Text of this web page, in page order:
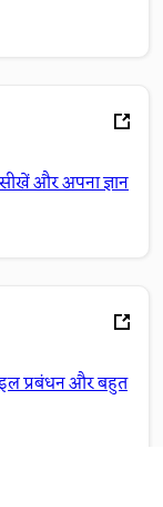
और अपना ज्ञान
प्रबंधन और बहुत